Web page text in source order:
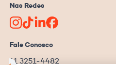
Nas Redes
Fale Conosco
11 3251-4482